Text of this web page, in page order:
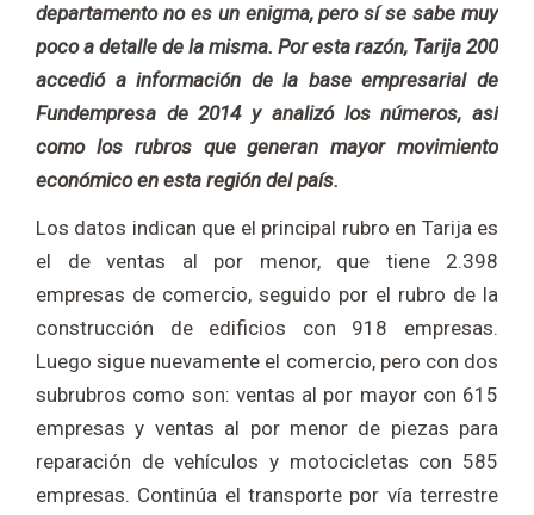
departamento no es un enigma, pero sí se sabe muy
poco a detalle de la misma. Por esta razón, Tarija 200
accedió a información de la base empresarial de
Fundempresa de 2014 y analizó los números, así
como los rubros que generan mayor movimiento
económico en esta región del país.
Los datos indican que el principal rubro en Tarija es
el de ventas al por menor, que tiene 2.398
empresas de comercio, seguido por el rubro de la
construcción de edificios con 918 empresas.
Luego sigue nuevamente el comercio, pero con dos
subrubros como son: ventas al por mayor con 615
empresas y ventas al por menor de piezas para
reparación de vehículos y motocicletas con 585
empresas. Continúa el transporte por vía terrestre